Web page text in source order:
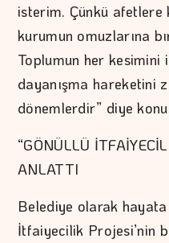
isterim. Çünkü afetlere
kurumun omuzlarına
Toplumun her kesimini
dayanışma hareketini
dönemlerdir” diye
“GÖNÜLLÜ
ANLATTI
Belediye olarak
İtfaiyecilik Projesi’nin